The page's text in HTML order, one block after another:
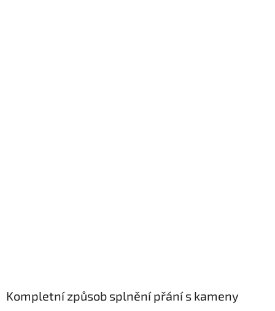
Kompletní způsob splnění přání s kameny